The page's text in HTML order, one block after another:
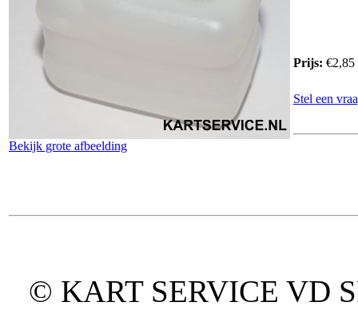
Bekijk grote afbeelding
Prijs: €2,85
Stel een
© KART SERVICE VD